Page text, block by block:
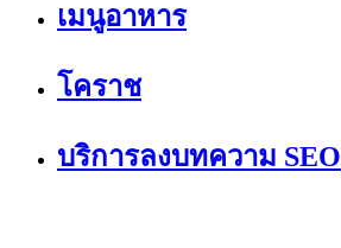
เมนูอาหาร
โคราช
บริการลงบทความ SEO